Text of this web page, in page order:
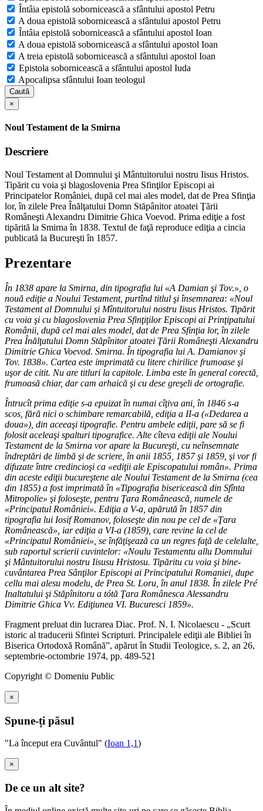
Întâia epistolă sobornicească a sfântului apostol Petru
A doua epistolă sobornicească a sfântului apostol Petru
Întâia epistolă sobornicească a sfântului apostol Ioan
A doua epistolă sobornicească a sfântului apostol Ioan
A treia epistolă sobornicească a sfântului apostol Ioan
Epistola sobornicească a sfântului apostol Iuda
Apocalipsa sfântului Ioan teologul
Caută
×
Noul Testament de la Smirna
Descriere
Noul Testament al Domnului şi Mântuitorului nostru Iisus Hristos.
Tipărit cu voia şi blagoslovenia Prea Sfinţilor Episcopi ai
Principatelor României, după cel mai ales model, dat de Prea Sfinţia
lor, în zilele Prea Înălţatului Domn Stăpânitor atoatei Ţării
Româneşti Alexandru Dimitrie Ghica Voevod. Prima ediţie a fost
tipărită la Smirna în 1838. Textul de faţă reproduce ediţia a cincia
publicată la Bucureşti în 1857.
Prezentare
În 1838 apare la Smirna, din tipografia lui «A Damian şi Tov.», o
nouă ediţie a Noului Testament, purtînd titlul şi însemnarea: «Noul
Testament al Domnului şi Mîntuitorului nostru Iisus Hristos. Tipărit
cu voia şi cu blagoslovenia Prea Sfinţiţilor Episcopi ai Prinţipatului
Românii, după cel mai ales model, dat de Prea Sfinţia lor, în zilele
Prea Înălţatului Domn Stăpînitor atoatei Ţării Româneşti Alexandru
Dimitrie Ghica Voevod. Smirna. În tipografia lui A. Damianov şi
Tov. 1838». Cartea este imprimată cu litere chirilice frumoase şi
uşor de citit. Nu are titluri la capitole. Limba este în general corectă,
frumoasă chiar, dar cam arhaică şi cu dese greşeli de ortografie.
Întrucît prima ediţie s-a epuizat în numai cîţiva ani, în 1846 s-a
scos, fără nici o schimbare remarcabilă, ediţia a II-a («Dedarea a
doua»), din aceeaşi tipografie. Pentru ambele ediţii, pare să se fi
folosit aceleaşi spalturi tipografice. Alte cîteva ediţii ale Noului
Testament de la Smirna vor apare la Bucureşti, cu neînsemnate
îndreptări de limbă şi de scriere, în anii 1855, 1857 şi 1859, şi vor fi
difuzate între credincioşi ca «ediţii ale Episcopatului român». Prima
din aceste ediţii bucureştene ale Noului Testament de la Smirna (cea
din 1855) a fost imprimată în «Tipografia bisericească din Sfînta
Mitropolie» şi foloseşte, pentru Ţara Românească, numele de
«Principatul României». Ediţia a V-a, apărută în 1857 din
tipografia lui Iosif Romanov, foloseşte din nou pe cel de «Ţara
Românească», iar ediţia a VI-a (1859), care revine la cel de
«Principatul României», se înfăţişează ca un regres faţă de celelalte,
sub raportul scrierii cuvintelor: «Noulu Testamentu allu Domnului
şi Mântuitorului nostru Iisusu Hristosu. Tipăritu cu voia şi bine-
cuvântarea Prea Sânţilor Episcopi ai Principatului Romaniei, dupe
cellu mai alesu modelu, de Prea St. Loru, în anul 1838. În zilele Pré
Inaltatului şi Stăpînitoru a tótă Ţara Românesca Alessandru
Dimitrie Ghica Vv. Ediţiunea VI. Bucuresci 1859».
Fragment preluat din lucrarea Diac. Prof. N. I. Nicolaescu - „Scurt
istoric al traducerii Sfintei Scripturi. Principalele ediţii ale Bibliei în
Biserica Ortodoxă Română”, apărut în Studii Teologice, s. 2, an 26,
septembrie-octombrie 1974, pp. 489-521
Copyright © Domeniu Public
×
Spune-ți păsul
"La început era Cuvântul" (Ioan 1,1)
×
De ce un alt site?